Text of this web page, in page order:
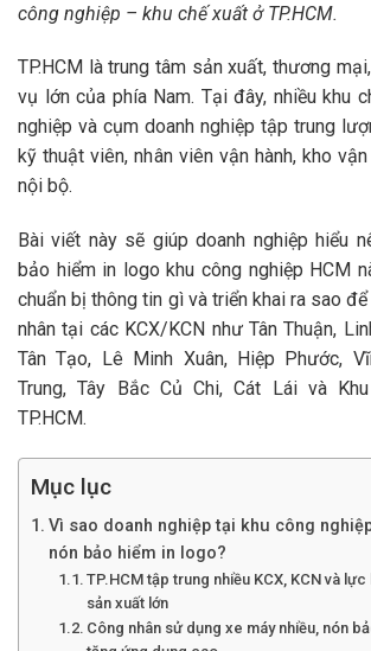
công nghiệp – khu chế xuất ở TP.HCM.
TP.HCM là trung tâm sản xuất, thương
vụ lớn của phía Nam. Tại đây, nhiều khu
nghiệp và cụm doanh nghiệp tập trung
kỹ thuật viên, nhân viên vận hành, kho
nội bộ.
Bài viết này sẽ giúp doanh nghiệp hiểu
bảo hiểm in logo khu công nghiệp HCM
chuẩn bị thông tin gì và triển khai ra sao
nhân tại các KCX/KCN như Tân Thuận,
Tân Tạo, Lê Minh Xuân, Hiệp Phước,
Trung, Tây Bắc Củ Chi, Cát Lái và
TP.HCM.
Mục lục
Vì sao doanh nghiệp tại khu công
nón bảo hiểm in logo?
TP.HCM tập trung nhiều KCX, KCN và
sản xuất lớn
Công nhân sử dụng xe máy nhiều, nón